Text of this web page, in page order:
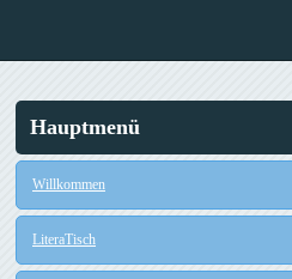
Hauptmenü
Willkommen
LiteraTisch